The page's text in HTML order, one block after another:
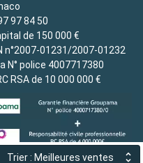
Trier : Meilleures ventes
97 84 50
de 150 000 €
n°2007-01231/2007-01232
N° police 4007717380
RSA de 10 000 000 €